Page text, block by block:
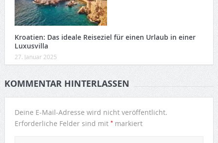
Kroatien: Das ideale Reiseziel für einen Urlaub in einer
Luxusvilla
27. Januar 2025
KOMMENTAR HINTERLASSEN
Deine E-Mail-Adresse wird nicht veröffentlicht.
Erforderliche Felder sind mit *markiert